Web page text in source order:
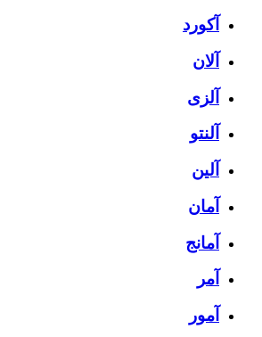
آکورد
آلان
آلزی
آلنتو
آلین
آمان
آمانج
آمر
آمور